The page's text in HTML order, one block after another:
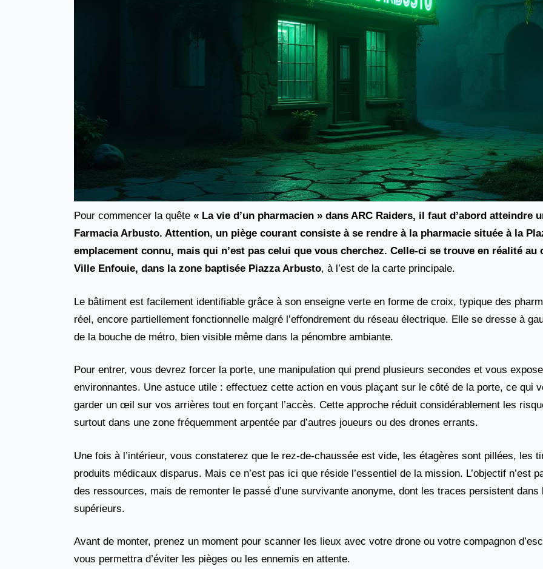
Pour commencer la quête « La vie d’un pharmacien » dans ARC Raiders, il faut d’abord atteindre
Farmacia Arbusto. Attention, un piège courant consiste à se rendre à la pharmacie située à la
emplacement connu, mais qui n’est pas celui que vous cherchez. Celle-ci se trouve en réalité au
Ville Enfouie, dans la zone baptisée Piazza Arbusto, à l’est de la carte principale.
Le bâtiment est facilement identifiable grâce à son enseigne verte en forme de croix, typique des
réel, encore partiellement fonctionnelle malgré l’effondrement du réseau électrique. Elle se dresse à
de la bouche de métro, bien visible même dans la pénombre ambiante.
Pour entrer, vous devrez forcer la porte, une manipulation qui prend plusieurs secondes et vous
environnantes. Une astuce utile : effectuez cette action en vous plaçant sur le côté de la porte, ce qui
garder un œil sur vos arrières tout en forçant l’accès. Cette approche réduit considérablement les
surtout dans une zone fréquemment arpentée par d’autres joueurs ou des drones errants.
Une fois à l’intérieur, vous constaterez que le rez-de-chaussée est vide, les étagères sont pillées, les
produits médicaux disparus. Mais ce n’est pas ici que réside l’essentiel de la mission. L’objectif n’est
des ressources, mais de remonter le passé d’une survivante anonyme, dont les traces persistent dans
supérieurs.
Avant de monter, prenez un moment pour scanner les lieux avec votre drone ou votre compagnon
vous permettra d’éviter les pièges ou les ennemis en attente.